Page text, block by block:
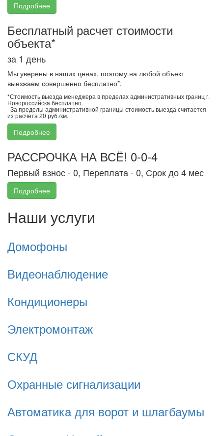
Подробнее
Бесплатный расчет стоимости
объекта*
за 1 день
Мы уверены в наших ценах, поэтому на любой объект
выезжаем совершенно бесплатно*.
*Стоимость выезда менеджера в пределах административных границ г.
Новороссийска бесплатно.
За пределы административной границы стоимость выезда считается
из расчета 20 руб./км.
Подробнее
РАССРОЧКА НА ВСЁ! 0-0-4
Первый взнос - 0, Переплата - 0, Срок до 4 мес
Подробнее
Наши услуги
Домофоны
Видеонаблюдение
Кондиционеры
Электромонтаж
СКУД
Охранные сигнализации
Автоматика для ворот и шлагбаумы